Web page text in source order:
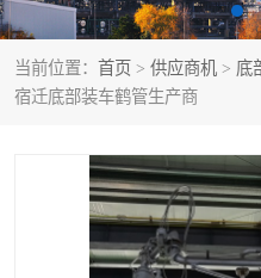
当前位置： 首页 > 供应商机 > 底
宿迁底部装车鹤管生产商
液氨鹤管
鹤管配件
撬装系统设备